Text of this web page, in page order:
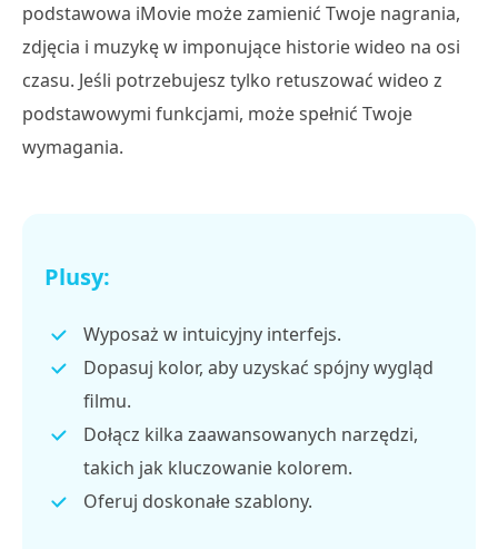
podstawowa iMovie może zamienić Twoje nagrania,
zdjęcia i muzykę w imponujące historie wideo na osi
czasu. Jeśli potrzebujesz tylko retuszować wideo z
podstawowymi funkcjami, może spełnić Twoje
wymagania.
Plusy:
Wyposaż w intuicyjny interfejs.
Dopasuj kolor, aby uzyskać spójny wygląd
filmu.
Dołącz kilka zaawansowanych narzędzi,
takich jak kluczowanie kolorem.
Oferuj doskonałe szablony.